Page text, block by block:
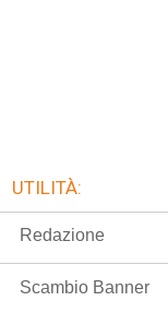
UTILITÀ:
Redazione
Scambio Banner